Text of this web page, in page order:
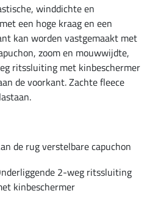
winddichte en
een hoge kraag en een
kan worden vastgemaakt met
zoom en mouwwijdte,
ritssluiting met kinbeschermer
de voorkant. Zachte fleece
de rug verstelbare capuchon
2-weg ritssluiting
kinbeschermer